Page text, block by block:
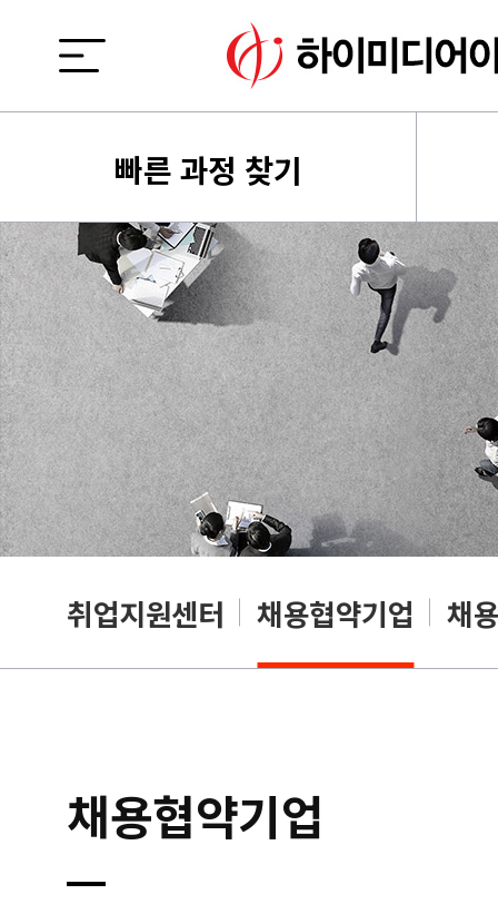
빠른 과정 찾기
취업지원센터 채용협약기업 채
채용협약기업